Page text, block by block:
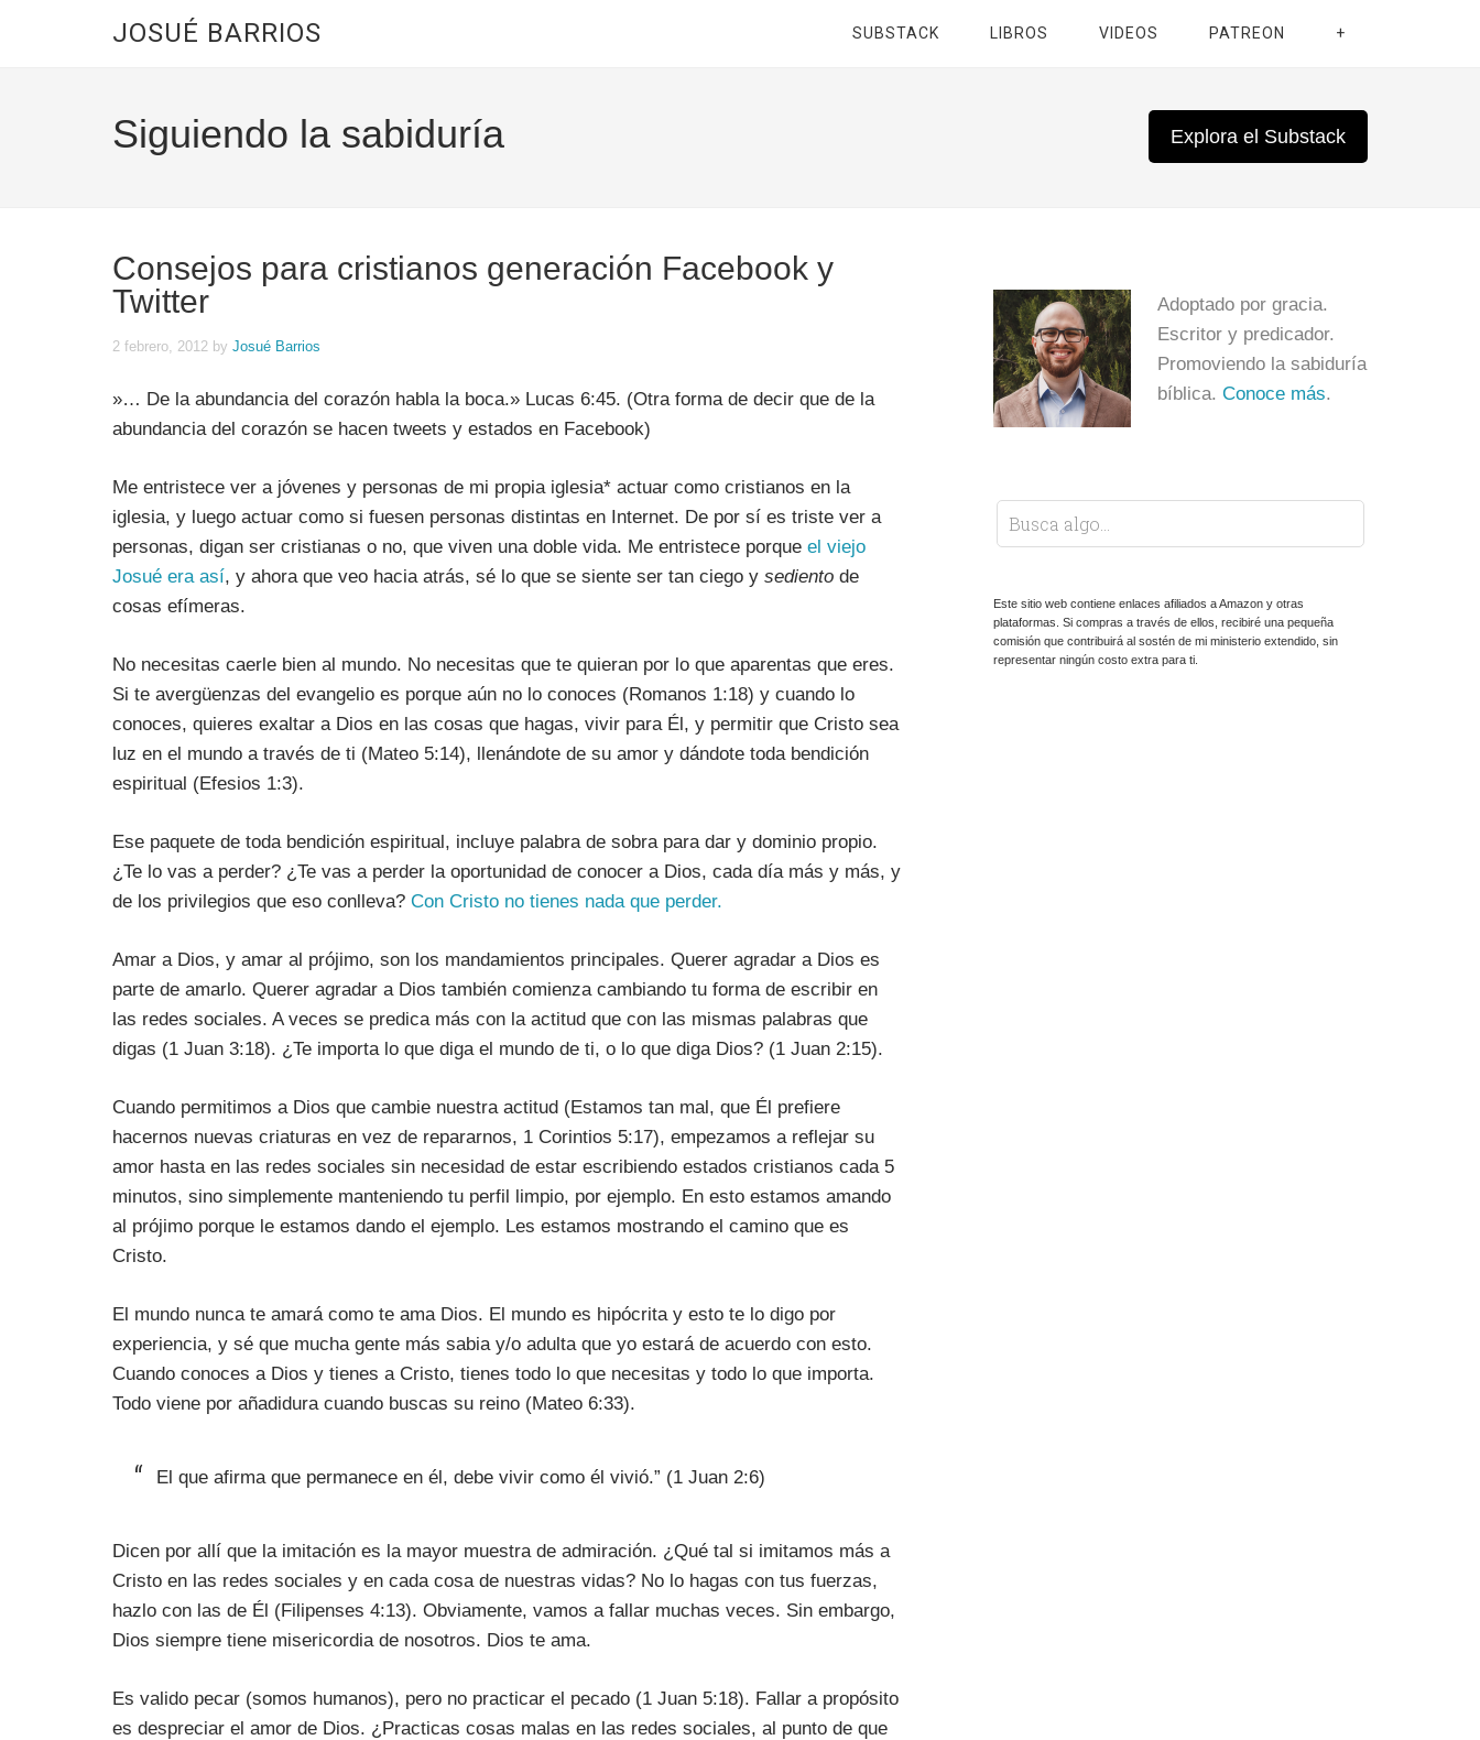
JOSUÉ BARRIOS SUBSTACK LIBROS VIDEOS PATREON +
Siguiendo la sabiduría Explora el Substack
Consejos para cristianos generación Facebook y
Twitter
2 febrero, 2012 by Josué Barrios
‎»… De la abundancia del corazón habla la boca.» Lucas 6:45. (Otra forma de decir que de la
abundancia del corazón se hacen tweets y estados en Facebook)
Me entristece ver a jóvenes y personas de mi propia iglesia* actuar como cristianos en la
iglesia, y luego actuar como si fuesen personas distintas en Internet. De por sí es triste ver a
personas, digan ser cristianas o no, que viven una doble vida. Me entristece porque el viejo
Josué era así, y ahora que veo hacia atrás, sé lo que se siente ser tan ciego y sediento de
cosas efímeras.
No necesitas caerle bien al mundo. No necesitas que te quieran por lo que aparentas que eres.
Si te avergüenzas del evangelio es porque aún no lo conoces (Romanos 1:18) y cuando lo
conoces, quieres exaltar a Dios en las cosas que hagas, vivir para Él, y permitir que Cristo sea
luz en el mundo a través de ti (Mateo 5:14), llenándote de su amor y dándote toda bendición
espiritual (Efesios 1:3).
Ese paquete de toda bendición espiritual, incluye palabra de sobra para dar y dominio propio.
¿Te lo vas a perder? ¿Te vas a perder la oportunidad de conocer a Dios, cada día más y más, y
de los privilegios que eso conlleva? Con Cristo no tienes nada que perder.
Amar a Dios, y amar al prójimo, son los mandamientos principales. Querer agradar a Dios es
parte de amarlo. Querer agradar a Dios también comienza cambiando tu forma de escribir en
las redes sociales. A veces se predica más con la actitud que con las mismas palabras que
digas (1 Juan 3:18). ¿Te importa lo que diga el mundo de ti, o lo que diga Dios? (1 Juan 2:15).
Cuando permitimos a Dios que cambie nuestra actitud (Estamos tan mal, que Él prefiere
hacernos nuevas criaturas en vez de repararnos, 1 Corintios 5:17), empezamos a reflejar su
amor hasta en las redes sociales sin necesidad de estar escribiendo estados cristianos cada 5
minutos, sino simplemente manteniendo tu perfil limpio, por ejemplo. En esto estamos amando
al prójimo porque le estamos dando el ejemplo. Les estamos mostrando el camino que es
Cristo.
El mundo nunca te amará como te ama Dios. El mundo es hipócrita y esto te lo digo por
experiencia, y sé que mucha gente más sabia y/o adulta que yo estará de acuerdo con esto.
Cuando conoces a Dios y tienes a Cristo, tienes todo lo que necesitas y todo lo que importa.
Todo viene por añadidura cuando buscas su reino (Mateo 6:33).
El que afirma que permanece en él, debe vivir como él vivió.” (1 Juan 2:6)
Dicen por allí que la imitación es la mayor muestra de admiración. ¿Qué tal si imitamos más a
Cristo en las redes sociales y en cada cosa de nuestras vidas? No lo hagas con tus fuerzas,
hazlo con las de Él (Filipenses 4:13). Obviamente, vamos a fallar muchas veces. Sin embargo,
Dios siempre tiene misericordia de nosotros. Dios te ama.
Es valido pecar (somos humanos), pero no practicar el pecado (1 Juan 5:18). Fallar a propósito
es despreciar el amor de Dios. ¿Practicas cosas malas en las redes sociales, al punto de que
Adoptado por gracia.
Escritor y predicador.
Promoviendo la sabiduría
bíblica. Conoce más.
Este sitio web contiene enlaces afiliados a Amazon y otras
plataformas. Si compras a través de ellos, recibiré una pequeña
comisión que contribuirá al sostén de mi ministerio extendido, sin
representar ningún costo extra para ti.